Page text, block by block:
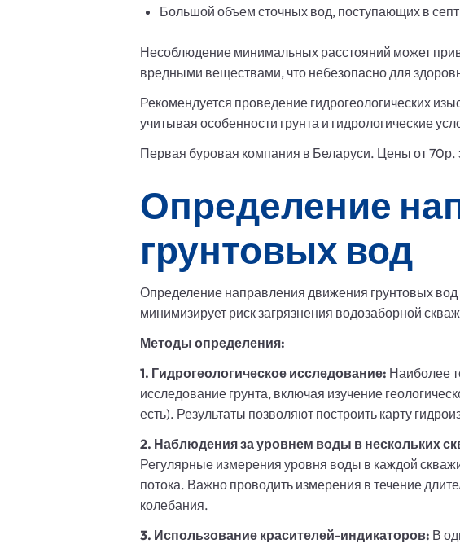
Большой объем сточных вод, поступающих в
Несоблюдение минимальных расстояний может
вредными веществами, что небезопасно для
Рекомендуется проведение гидрогеологических
учитывая особенности грунта и гидрологические
Первая буровая компания в Беларуси. Цены от
Определение
грунтовых вод
Определение направления движения грунтовых
минимизирует риск загрязнения водозаборной
Методы определения:
1. Гидрогеологическое исследование: Наиболее
исследование грунта, включая изучение
есть). Результаты позволяют построить карту
2. Наблюдения за уровнем воды в нескольких
Регулярные измерения уровня воды в каждой
потока. Важно проводить измерения в течение
колебания.
3. Использование красителей-индикаторов: В